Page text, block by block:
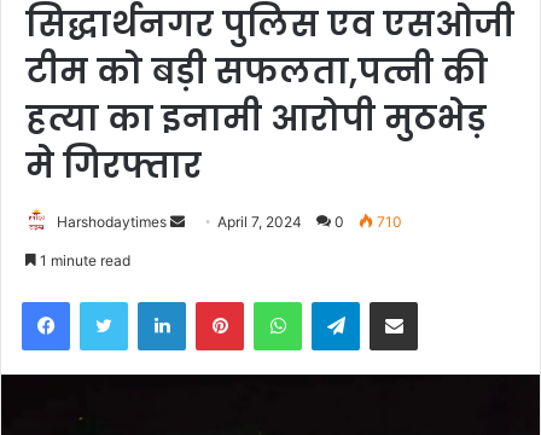
सिद्धार्थनगर पुलिस एव एसओजी
टीम को बड़ी सफलता,पत्नी की
हत्या का इनामी आरोपी मुठभेड़
मे गिरफ्तार
Harshodaytimes
SendApril 7, 2024 0 710
1 minute read
FacebookTwitter LinkedInPinterestWhatsAppTelegramShare via Email